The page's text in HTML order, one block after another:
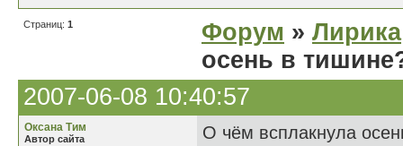
Страниц: 1 Форум » Лирика
осень в
2007-06-08 10:40:57
Оксана Тим
Автор сайта
О чём всплакнула